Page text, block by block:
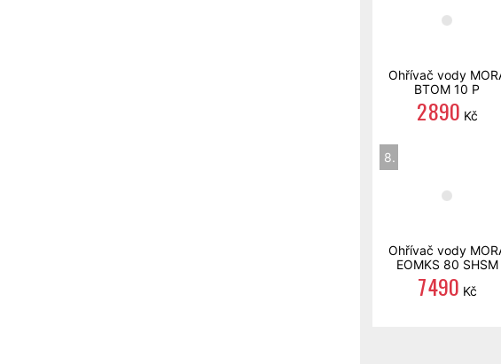
Ohřívač vody
BTOM 10 P
2 890 Kč
8.
Ohřívač vody
EOMKS 80 SHSM
7 490 Kč